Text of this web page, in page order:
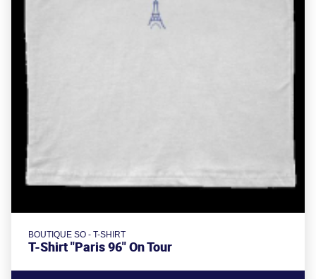
BOUTIQUE SO - T-SHIRT
T-Shirt "Paris 96" On Tour